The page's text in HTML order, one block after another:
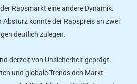
Rapsmarkt eine andere Dynamik.
Absturz konnte der Rapspreis an zwei
deutlich zulegen.
derzeit von Unsicherheit geprägt.
und globale Trends den Markt